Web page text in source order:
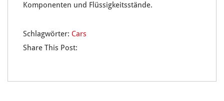
Komponenten und Flüssigkeitsstände.
Schlagwörter: Cars
Share This Post: